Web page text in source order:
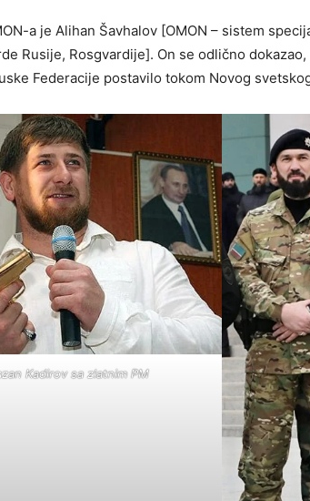
a je Alihan Šavhalov [OMON – sistem
Rusije, Rosgvardije]. On se odlično
Federacije postavilo tokom Novog
Kadirov sa zlatnim PM